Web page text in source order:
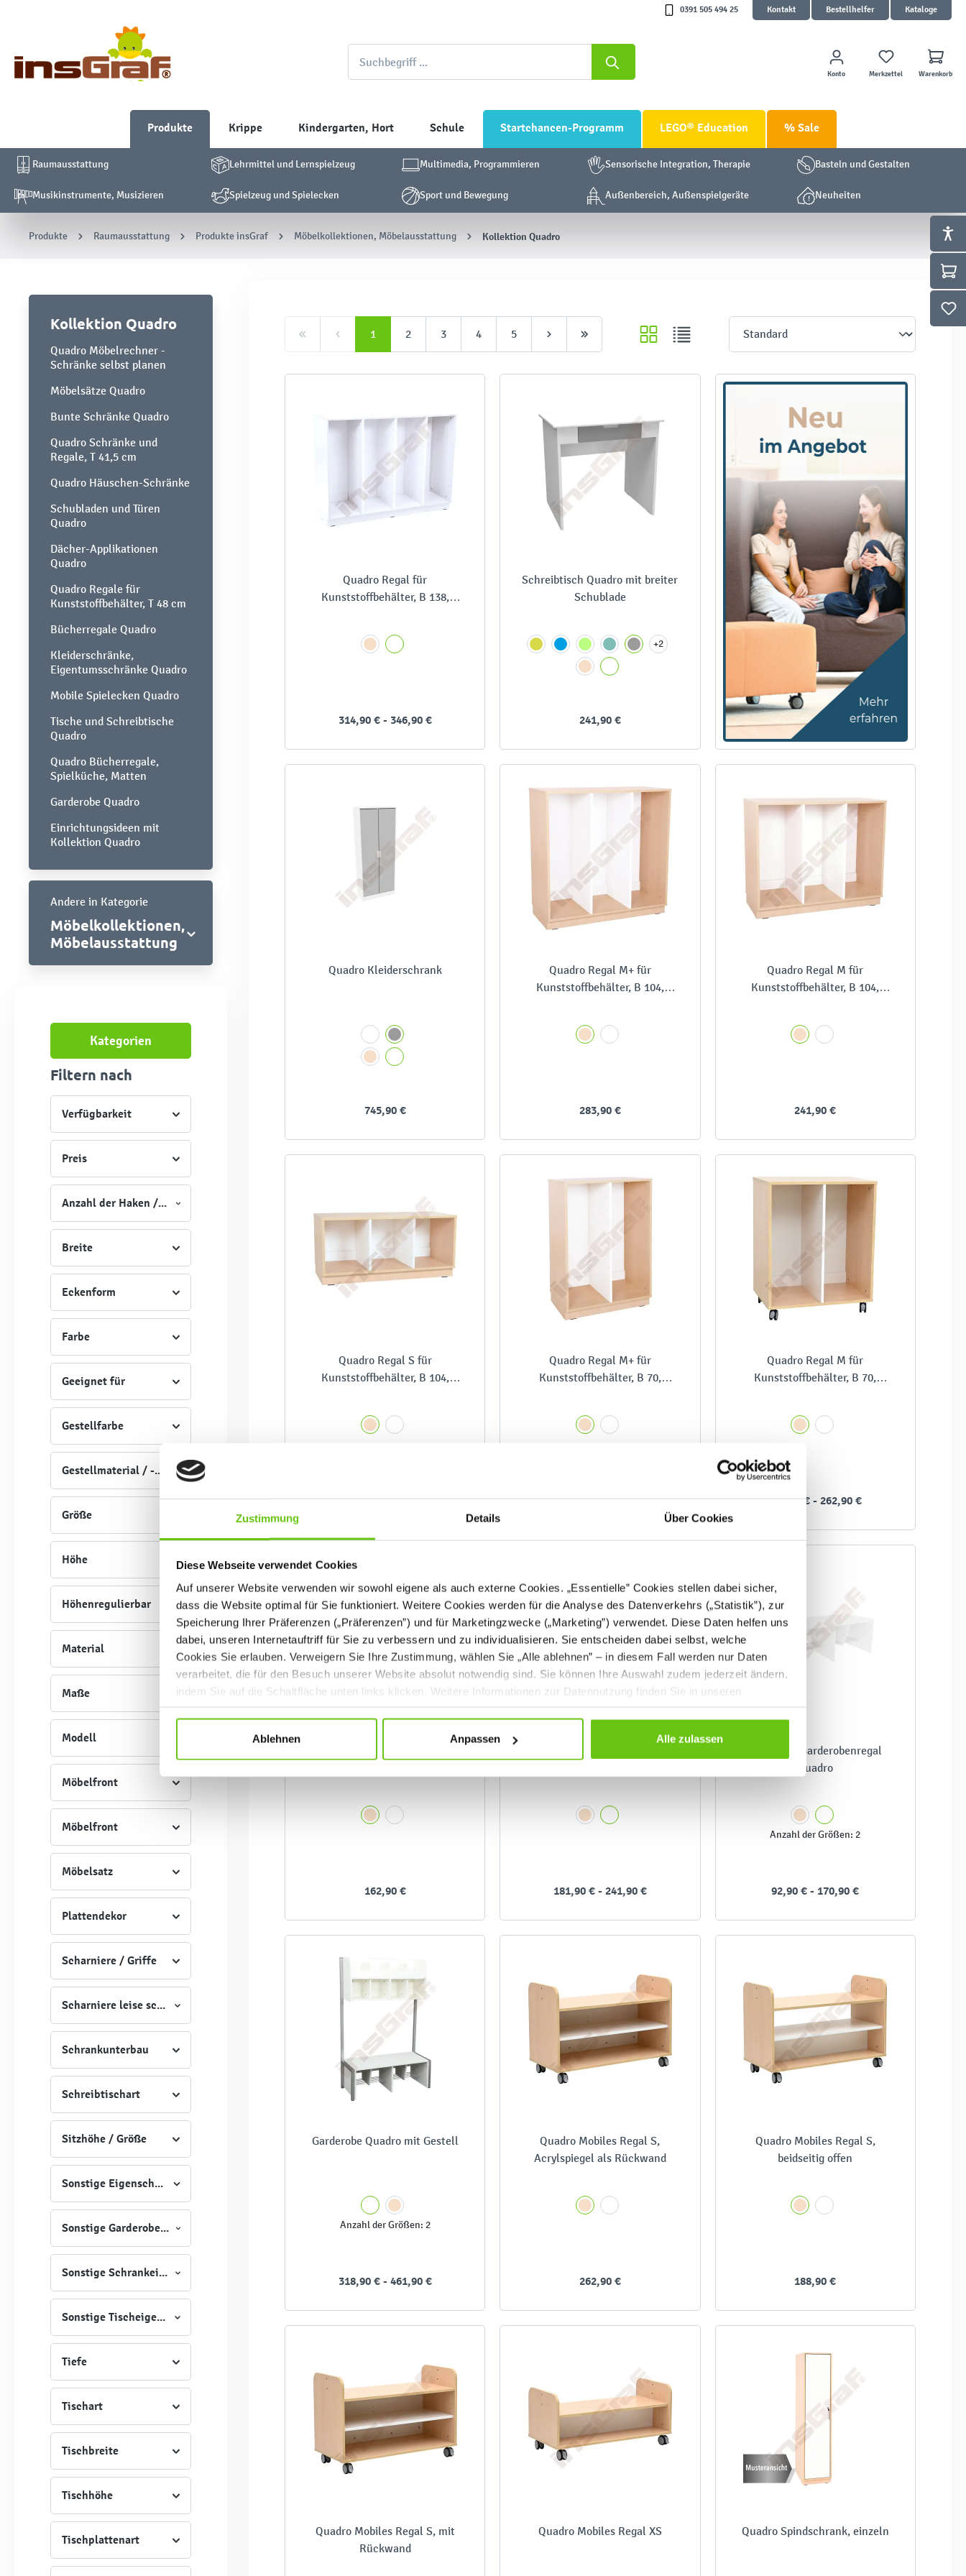
Zustimmung Details Über Cookies
Diese Webseite verwendet Cookies
Auf unserer Website verwenden wir sowohl eigene als auch externe Cookies. „Essentielle” Cookies stellen dabei sicher,
dass die Website optimal für Sie funktioniert. Weitere Cookies werden für die Analyse des Datenverkehrs („Statistik”), zur
Speicherung Ihrer Präferenzen („Präferenzen”) und für Marketingzwecke („Marketing”) verwendet. Diese Daten helfen uns
dabei, unseren Internetauftriff für Sie zu verbessern und zu individualisieren. Sie entscheiden dabei selbst, welche
Cookies Sie erlauben. Verweigern Sie Ihre Zustimmung, wählen Sie „Alle ablehnen” – in diesem Fall werden nur Daten
verarbeitet, die für den Besuch unserer Website absolut notwendig sind. Sie können Ihre Auswahl zudem jederzeit ändern,
indem Sie auf die Schaltfläche unten links klicken. Weitere Informationen zur Datennutzung finden Sie in unseren
Datenschutzrichtlinien.
Ablehnen Anpassen Alle zulassen
0391 505 494 25 Kontakt Bestellhelfer Kataloge
Konto Merkzettel Warenkorb
Produkte Krippe Kindergarten, Hort Schule Startchancen-Programm LEGO® Education % Sale
Raumausstattung Lehrmittel und Lernspielzeug Multimedia, Programmieren Sensorische Integration, Therapie Basteln und Gestalten
Musikinstrumente, Musizieren Spielzeug und Spielecken Sport und Bewegung Außenbereich, Außenspielgeräte Neuheiten
Produkte Raumausstattung Produkte insGraf Möbelkollektionen, Möbelausstattung Kollektion Quadro
Kollektion Quadro
Quadro Möbelrechner -
Schränke selbst planen
Möbelsätze Quadro
Bunte Schränke Quadro
Quadro Schränke und
Regale, T 41,5 cm
Quadro Häuschen-Schränke
Schubladen und Türen
Quadro
Dächer-Applikationen
Quadro
Quadro Regale für
Kunststoffbehälter, T 48 cm
Bücherregale Quadro
Kleiderschränke,
Eigentumsschränke Quadro
Mobile Spielecken Quadro
Tische und Schreibtische
Quadro
Quadro Bücherregale,
Spielküche, Matten
Garderobe Quadro
Einrichtungsideen mit
Kollektion Quadro
Andere in Kategorie
Möbelkollektionen,
Möbelausstattung
Kategorien
Filtern nach
Verfügbarkeit
Preis
Anzahl der Haken / Schrankfächer
Breite
Eckenform
Farbe
Geeignet für
Gestellfarbe
Gestellmaterial / -Art
Größe
Höhe
Höhenregulierbar
Material
Maße
Modell
Möbelfront
Möbelfront
Möbelsatz
Plattendekor
Scharniere / Griffe
Scharniere leise schließend
Schrankunterbau
Schreibtischart
Sitzhöhe / Größe
Sonstige Eigenschaften
Sonstige Garderobeneigenschaften
Sonstige Schrankeigenschaften
Sonstige Tischeigenschaften
Tiefe
Tischart
Tischbreite
Tischhöhe
Tischplattenart
1 2 3 4 5
Quadro Regal für
Kunststoffbehälter, B 138,
314,90 € - 346,90 €
Schreibtisch Quadro mit breiter
Schublade
+2
241,90 €
Quadro Kleiderschrank
745,90 €
Quadro Regal M+ für
Kunststoffbehälter, B 104,
283,90 €
Quadro Regal M für
Kunststoffbehälter, B 104,
241,90 €
Quadro Regal S für
Kunststoffbehälter, B 104,
220,90 €
Quadro Regal M+ für
Kunststoffbehälter, B 70,
230,90 €
Quadro Regal M für
Kunststoffbehälter, B 70,
220,90 € - 262,90 €
162,90 € 181,90 € - 241,90 €
Bank zum Garderobenregal
Quadro
Anzahl der Größen: 2
92,90 € - 170,90 €
Garderobe Quadro mit Gestell
Anzahl der Größen: 2
318,90 € - 461,90 €
Quadro Mobiles Regal S,
Acrylspiegel als Rückwand
262,90 €
Quadro Mobiles Regal S,
beidseitig offen
188,90 €
Quadro Mobiles Regal S, mit
Rückwand
Quadro Mobiles Regal XS Quadro Spindschrank, einzeln